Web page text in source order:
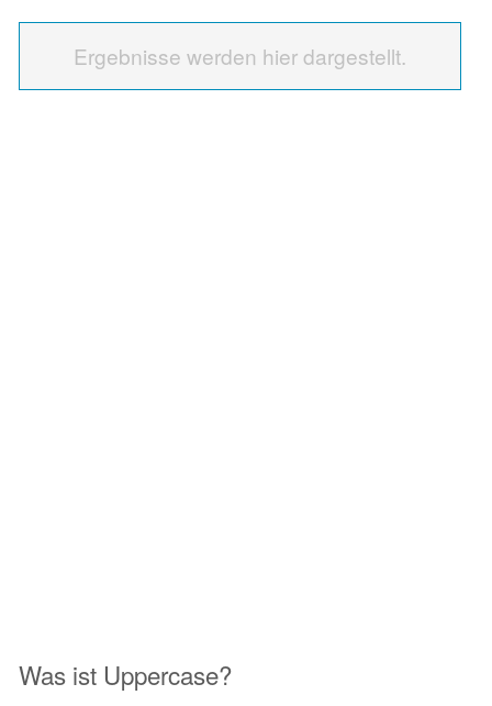
Ergebnisse werden hier dargestellt.
Was ist Uppercase?